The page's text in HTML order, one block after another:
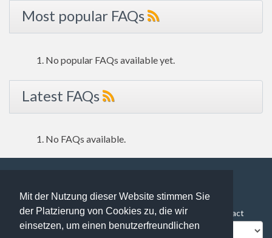
Mit der Nutzung dieser Website stimmen Sie
der Platzierung von Cookies zu, die wir
einsetzen, um einen benutzerfreundlichen
Most popular FAQs
No popular FAQs available yet.
Latest FAQs
No FAQs available.
88 users online | 88 Guests and 0 Registered
FAQ Overview
Sitemap FAQ Glossary
Contact
Impressum
Datenschutz